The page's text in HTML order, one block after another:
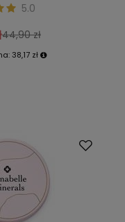
5.0
44,90 zł
38,17 zł